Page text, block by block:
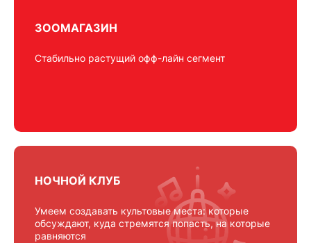
ЗООМАГАЗИН
Стабильно растущий офф-лайн сегмент
НОЧНОЙ КЛУБ
Умеем создавать культовые места: которые
обсуждают, куда стремятся попасть, на которые
равняются